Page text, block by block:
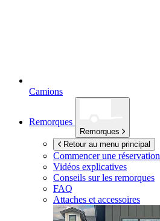
Camions
Remorques
Remorques
Retour au menu principal
Commencer une réservation
Vidéos explicatives
Conseils sur les remorques
FAQ
Attaches et accessoires